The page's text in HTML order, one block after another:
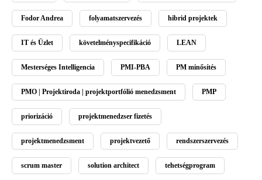
Fodor Andrea folyamatszervezés hibrid projektek
IT és Üzlet követelményspecifikáció LEAN
Mesterséges Intelligencia PMI-PBA PM minősítés
PMO | Projektiroda | projektportfólió menedzsment PMP
priorizáció projektmenedzser fizetés
projektmenedzsment projektvezető rendszerszervezés
scrum master solution architect tehetségprogram